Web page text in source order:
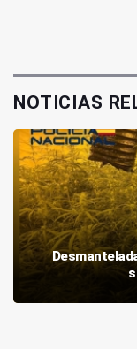
NOTICIAS